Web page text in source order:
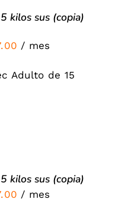
kilos sus (copia)
El
actual
/ mes
Adulto de 15
kilos sus (copia)
El
/ mes